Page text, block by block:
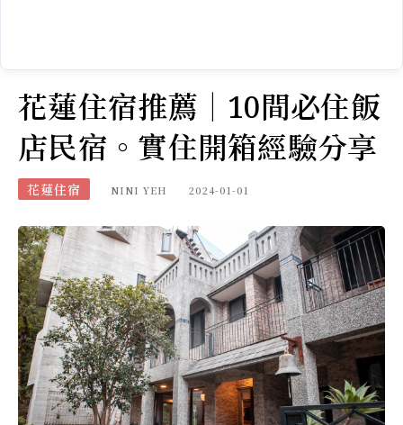
花蓮住宿推薦｜10間必住飯
店民宿。實住開箱經驗分享
花蓮住宿 NINI YEH 2024-01-01